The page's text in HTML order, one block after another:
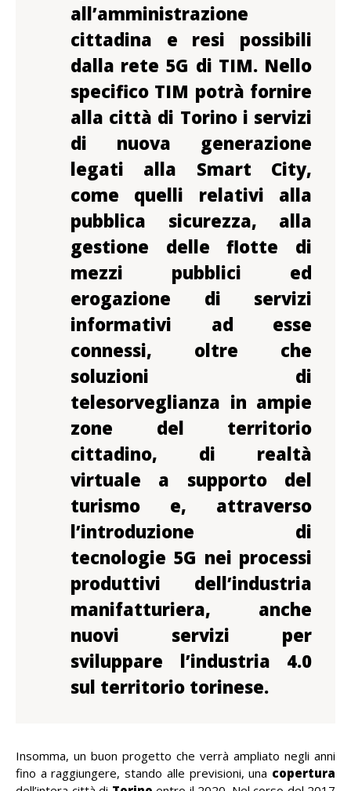
all’amministrazione
cittadina e resi possibili
dalla rete 5G di TIM. Nello
specifico TIM potrà fornire
alla città di Torino i servizi
di nuova generazione
legati alla Smart City,
come quelli relativi alla
pubblica sicurezza, alla
gestione delle flotte di
mezzi pubblici ed
erogazione di servizi
informativi ad esse
connessi, oltre che
soluzioni di
telesorveglianza in ampie
zone del territorio
cittadino, di realtà
virtuale a supporto del
turismo e, attraverso
l’introduzione di
tecnologie 5G nei processi
produttivi dell’industria
manifatturiera, anche
nuovi servizi per
sviluppare l’industria 4.0
sul territorio torinese.
Insomma, un buon progetto che verrà ampliato negli anni
fino a raggiungere, stando alle previsioni, una copertura